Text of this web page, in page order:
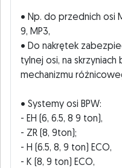
• Np. do przednich osi
9, MP3,
• Do nakrętek
tylnej osi, na
mechanizmu
• Systemy osi BPW:
- EH (6, 6.5, 8 9 ton),
- ZR (8, 9ton);
- H (6.5, 8, 9 ton) ECO,
- K (8, 9 ton) ECO,